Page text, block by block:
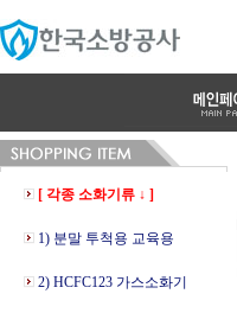
[ 각종 소화기류 ↓ ]
1) 분말 투척용 교육용
2) HCFC123 가스소화기